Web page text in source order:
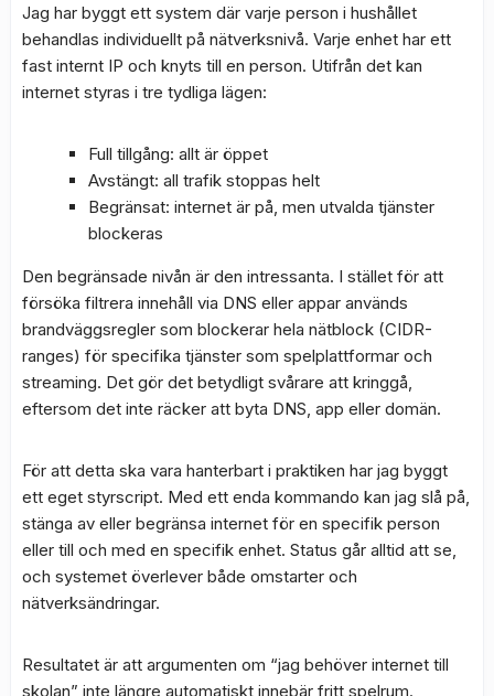
Jag har byggt ett system där varje person i hushållet
behandlas individuellt på nätverksnivå. Varje enhet har ett
fast internt IP och knyts till en person. Utifrån det kan
internet styras i tre tydliga lägen:
Full tillgång: allt är öppet
Avstängt: all trafik stoppas helt
Begränsat: internet är på, men utvalda tjänster
blockeras
Den begränsade nivån är den intressanta. I stället för att
försöka filtrera innehåll via DNS eller appar används
brandväggsregler som blockerar hela nätblock (CIDR-
ranges) för specifika tjänster som spelplattformar och
streaming. Det gör det betydligt svårare att kringgå,
eftersom det inte räcker att byta DNS, app eller domän.
För att detta ska vara hanterbart i praktiken har jag byggt
ett eget styrscript. Med ett enda kommando kan jag slå på,
stänga av eller begränsa internet för en specifik person
eller till och med en specifik enhet. Status går alltid att se,
och systemet överlever både omstarter och
nätverksändringar.
Resultatet är att argumenten om “jag behöver internet till
skolan” inte längre automatiskt innebär fritt spelrum.